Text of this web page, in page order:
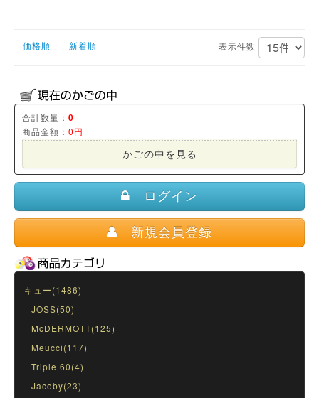
価格順 新着順 表示件数
合計数量： 0
商品金額： 0円
かごの中を見る
ログイン
新規会員登録
キュー(1486)
JOSS(50)
McDERMOTT(125)
Meucci(117)
Triple 60(4)
Jacoby(23)